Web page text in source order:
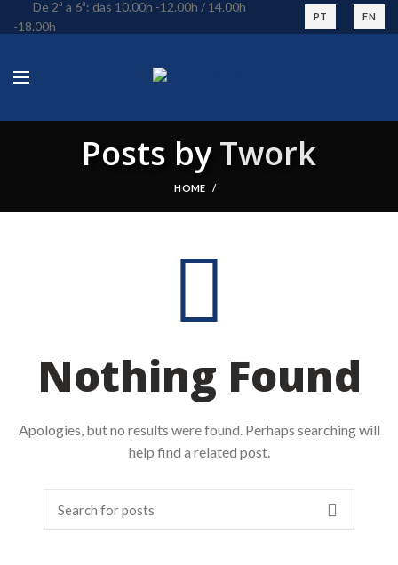
De 2ª a 6ª: das 10.00h -12.00h / 14.00h
-18.00h
PT EN
Posts byTwork
HOME
Nothing Found
Apologies, but no results were found. Perhaps searching will
help find a related post.